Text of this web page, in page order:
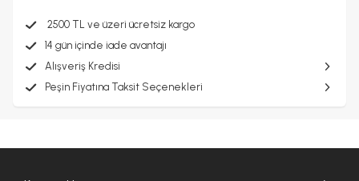
2500 TL ve üzeri ücretsiz kargo
14 gün içinde iade avantajı
Alışveriş Kredisi
Peşin Fiyatına Taksit Seçenekleri